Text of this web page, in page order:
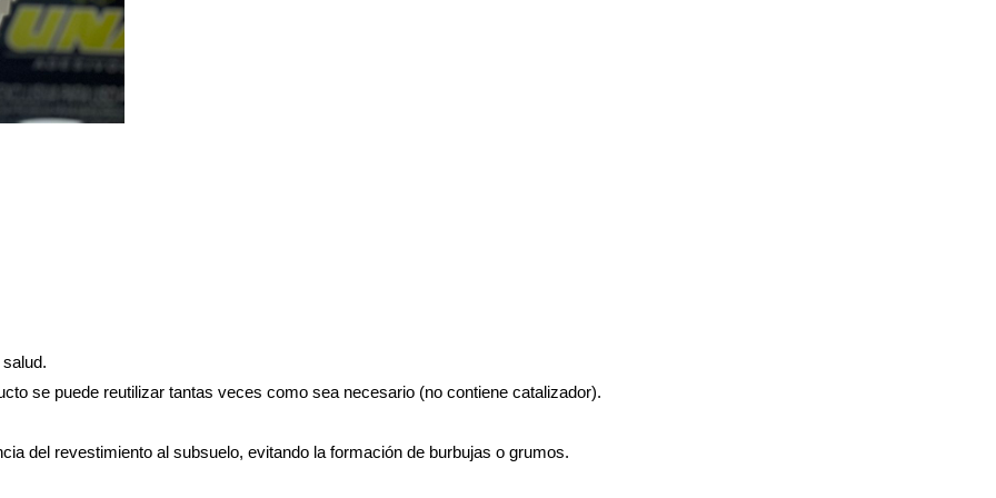
se puede reutilizar tantas veces como sea necesario (no contiene catalizador).
del revestimiento al subsuelo, evitando la formación de burbujas o grumos.